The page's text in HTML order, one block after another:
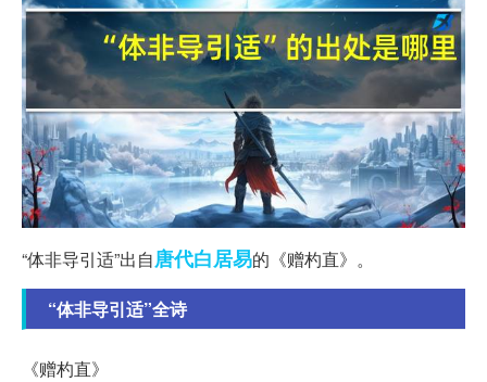
“体非导引适”出自唐代白居易的《赠杓直》。
“体非导引适”全诗
《赠杓直》